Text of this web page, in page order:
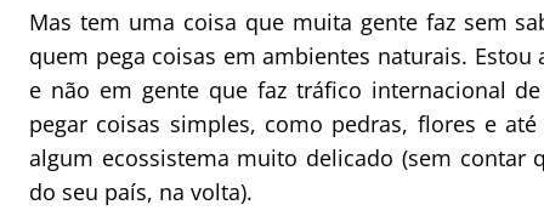
Mas tem uma coisa que muita gente faz sem
quem pega coisas em ambientes naturais.
e não em gente que faz tráfico internacional
pegar coisas simples, como pedras, flores e
algum ecossistema muito delicado (sem contar
do seu país, na volta).